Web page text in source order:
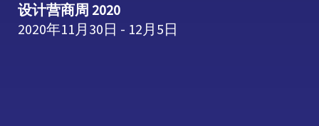
设计营商周 2020
2020年11月30日 - 12月5日